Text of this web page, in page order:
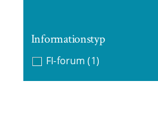
Informationstyp
FI-forum (1)